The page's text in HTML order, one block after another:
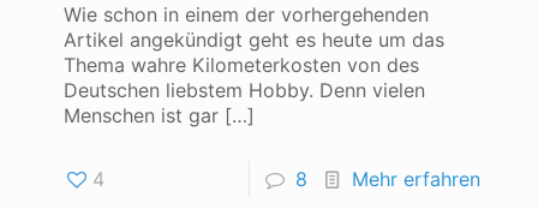
Wie schon in einem der vorhergehenden
Artikel angekündigt geht es heute um das
Thema wahre Kilometerkosten von des
Deutschen liebstem Hobby. Denn vielen
Menschen ist gar […]
4 8 Mehr erfahren